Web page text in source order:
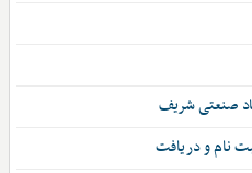
صنعتی شریف
نام و دریافت